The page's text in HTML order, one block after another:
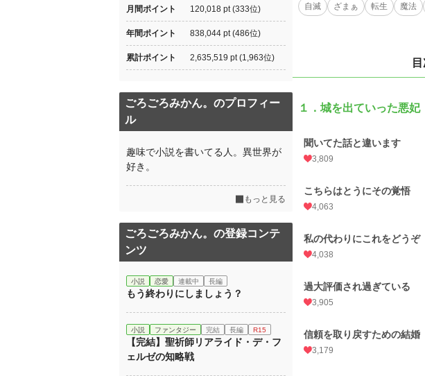
自滅 ざまぁ 転生 魔法
１．城を出ていった悪妃
聞いてた話と違います
3,809
こちらはとうにその覚悟
4,063
私の代わりにこれをどうぞ
4,038
過大評価され過ぎている
3,905
信頼を取り戻すための結婚
3,179
月間ポイント 120,018 pt (333位)
年間ポイント 838,044 pt (486位)
累計ポイント 2,635,519 pt (1,963位)
ごろごろみかん。のプロフィー
ル
趣味で小説を書いてる人。異世界が
好き。
もっと見る
ごろごろみかん。の登録コンテ
ンツ
小説 恋愛 連載中 長編
もう終わりにしましょう？
小説 ファンタジー 完結 長編 R15
【完結】聖祈師リアライド・デ・フ
ェルゼの知略戦